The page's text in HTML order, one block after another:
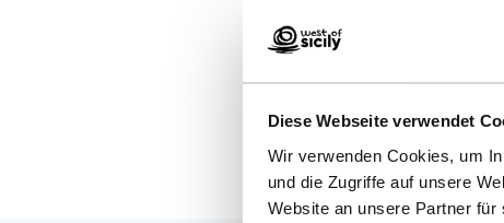
Diese Webseite verwendet
Wir verwenden Cookies, um
und die Zugriffe auf unsere
Website an unsere Partner